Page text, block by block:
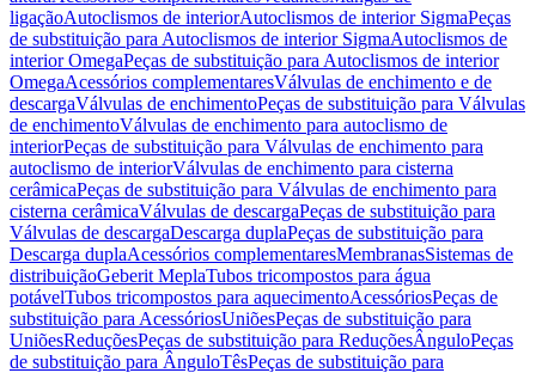
ligaçãoAutoclismos de interiorAutoclismos de interior SigmaPeças
de substituição para Autoclismos de interior SigmaAutoclismos de
interior OmegaPeças de substituição para Autoclismos de interior
OmegaAcessórios complementaresVálvulas de enchimento e de
descargaVálvulas de enchimentoPeças de substituição para Válvulas
de enchimentoVálvulas de enchimento para autoclismo de
interiorPeças de substituição para Válvulas de enchimento para
autoclismo de interiorVálvulas de enchimento para cisterna
cerâmicaPeças de substituição para Válvulas de enchimento para
cisterna cerâmicaVálvulas de descargaPeças de substituição para
Válvulas de descargaDescarga duplaPeças de substituição para
Descarga duplaAcessórios complementaresMembranasSistemas de
distribuiçãoGeberit MeplaTubos tricompostos para água
potávelTubos tricompostos para aquecimentoAcessóriosPeças de
substituição para AcessóriosUniõesPeças de substituição para
UniõesReduçõesPeças de substituição para ReduçõesÂnguloPeças
de substituição para ÂnguloTêsPeças de substituição para